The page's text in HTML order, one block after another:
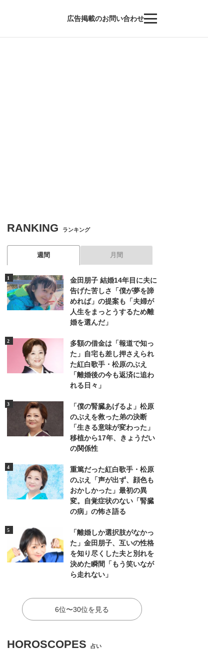
広告掲載のお問い合わせ
RANKING ランキング
週間 月間
金田朋子 結婚14年目に夫に
告げた苦しさ「僕が夢を諦
めれば」の提案も「夫婦が
人生をまっとうするため離
婚を選んだ」
多額の借金は「報道で知っ
た」自宅も差し押さえられ
た紅白歌手・松原のぶえ
「離婚後の今も返済に追わ
れる日々」
「僕の腎臓あげるよ」松原
のぶえを救った弟の決断
「生きる意味が変わった」
移植から17年、きょうだい
の関係性
重篤だった紅白歌手・松原
のぶえ「声が出ず、顔色も
おかしかった」最初の異
変。自覚症状のない「腎臓
の病」の怖さ語る
「離婚しか選択肢がなかっ
た」金田朋子、互いの性格
を知り尽くした夫と別れを
決めた瞬間「もう笑いなが
ら走れない」
6位〜30位を見る
HOROSCOPES 占い